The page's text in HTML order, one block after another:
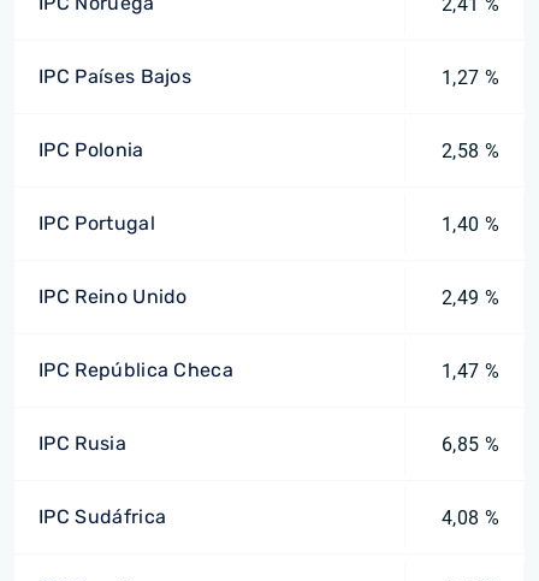
IPC Países Bajos 1,27 %
IPC Polonia 2,58 %
IPC Portugal 1,40 %
IPC Reino Unido 2,49 %
IPC República Checa 1,47 %
IPC Rusia 6,85 %
IPC Sudáfrica 4,08 %